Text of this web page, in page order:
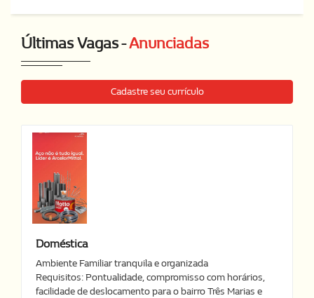
Últimas Vagas -Anunciadas
Cadastre seu currículo
Doméstica
Ambiente Familiar tranquila e organizada
Requisitos: Pontualidade, compromisso com horários,
facilidade de deslocamento para o bairro Três Marias e